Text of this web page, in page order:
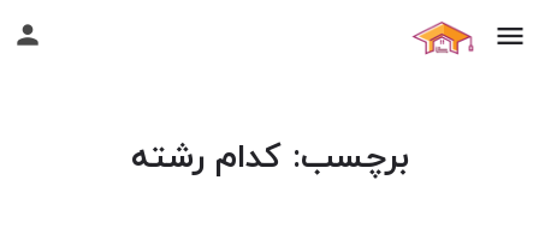
برچسب:کدام رشته